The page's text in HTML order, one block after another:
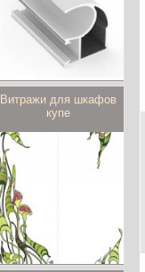
Витражи для шкафов
купе